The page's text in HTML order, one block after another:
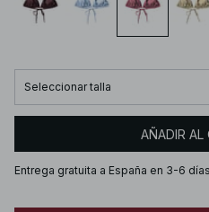
Seleccionar talla
AÑADIR AL
Entrega gratuita a España en 3-6